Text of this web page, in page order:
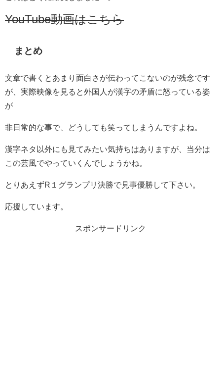
YouTube動画はこちら
まとめ
文章で書くとあまり面白さが伝わってこないのが残念です
が、実際映像を見ると外国人が漢字の矛盾に怒っている姿
が
非日常的な事で、どうしても笑ってしまうんですよね。
漢字ネタ以外にも見てみたい気持ちはありますが、当分は
この芸風でやっていくんでしょうかね。
とりあえずR１グランプリ決勝で見事優勝して下さい。
応援しています。
スポンサードリンク